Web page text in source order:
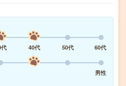
40代 50代
60代
男性